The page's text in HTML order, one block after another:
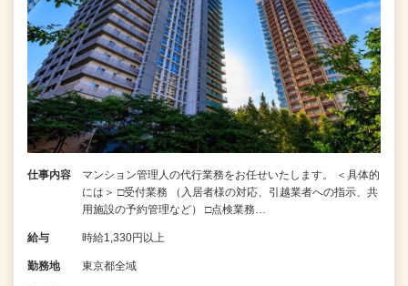
仕事内容
マンション管理人の代行業務をお任せいたします。 ＜具体的
には＞ □受付業務 （入居者様の対応、引越業者への指示、共
用施設の予約管理など） □点検業務…
給与 時給1,330円以上
勤務地 東京都全域